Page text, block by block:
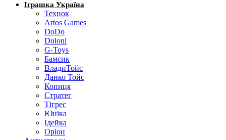
Іграшка Україна
Технок
Artos Games
DoDo
Doloni
G-Toys
Бамсик
ВладиТойс
Данко Тойс
Копиця
Стратег
Тігрес
Юніка
Ідейка
Оріон